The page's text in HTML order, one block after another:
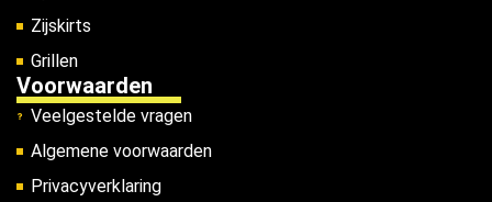
Zijskirts
Grillen
Voorwaarden
Veelgestelde vragen
Algemene voorwaarden
Privacyverklaring